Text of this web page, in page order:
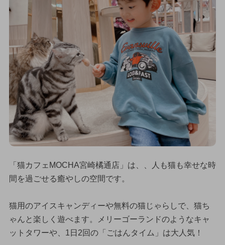
「猫カフェMOCHA宮崎橘通店」は、、人も猫も幸せな時
間を過ごせる癒やしの空間です。
猫用のアイスキャンディーや無料の猫じゃらしで、猫ち
ゃんと楽しく遊べます。メリーゴーランドのようなキャ
ットタワーや、1日2回の「ごはんタイム」は大人気！